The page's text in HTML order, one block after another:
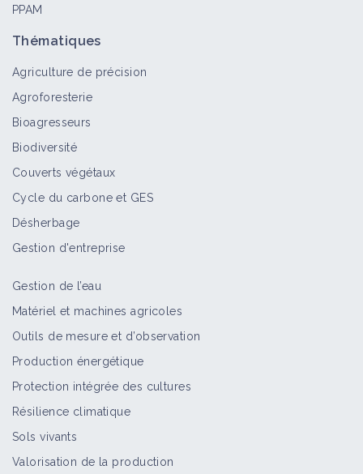
Ail des vignes
PPAM
Thématiques
Agriculture de précision
Agroforesterie
Bioagresseurs
Biodiversité
Couverts végétaux
Cycle du carbone et GES
Désherbage
Gestion d'entreprise
Gestion de l’eau
Matériel et machines agricoles
Outils de mesure et d’observation
Production énergétique
Protection intégrée des cultures
Résilience climatique
Sols vivants
Valorisation de la production